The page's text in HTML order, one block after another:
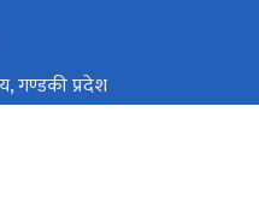
गण्डकी प्रदेश